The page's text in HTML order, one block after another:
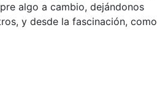
algo a cambio, dejándonos
y desde la fascinación, como